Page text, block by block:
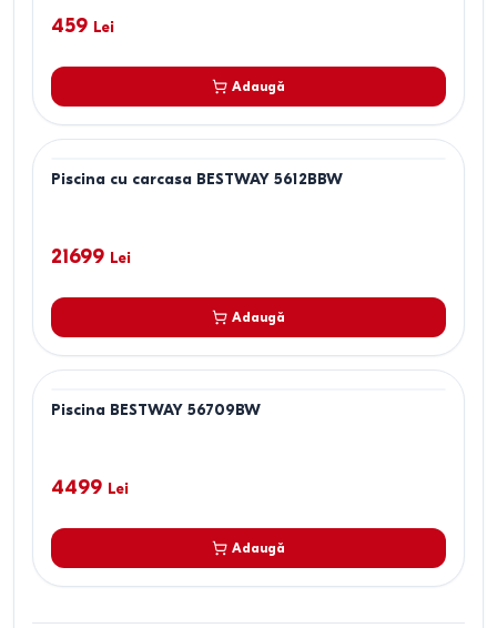
459 Lei
Adaugă
Piscina cu carcasa BESTWAY 5612BBW
21699 Lei
Adaugă
Piscina BESTWAY 56709BW
4499 Lei
Adaugă